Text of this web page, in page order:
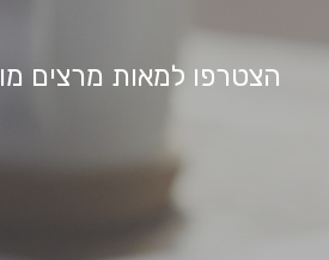
הצטרפו למאות מרצים